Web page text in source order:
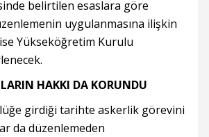
belirtilen esaslara göre
uygulanmasına ilişkin
Yükseköğretim Kurulu
HAKKI DA KORUNDU
girdiği tarihte askerlik görevini
da düzenlemeden